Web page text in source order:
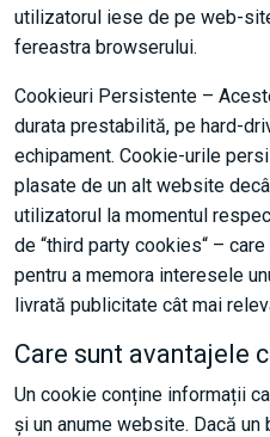
utilizatorul iese de pe web-
fereastra browserului.
Cookieuri Persistente –
durata prestabilită, pe hard-
echipament. Cookie-urile
plasate de un alt website
utilizatorul la momentul
de “third party cookies“ –
pentru a memora interesele
livrată publicitate cât mai
Care sunt avantajele
Un cookie conține informații
și un anume website. Dacă